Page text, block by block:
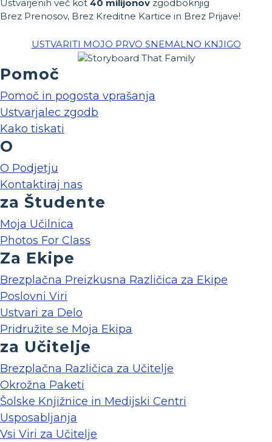
Ustvarjenih več kot 40 milijonov zgodboknjig
Brez Prenosov, Brez Kreditne Kartice in Brez Prijave!
USTVARITI MOJO PRVO SNEMALNO KNJIGO
Pomoč
Pomoč in pogosta vprašanja
Ustvarjalec zgodb
Kako tiskati
O
O Podjetju
Kontaktiraj nas
za Študente
Moja Učilnica
Photos For Class
Za Ekipe
Brezplačna Preizkusna Različica za Ekipe
Poslovni Viri
Ustvari za Delo
Pridružite se Moja Ekipa
za Učitelje
Brezplačna Različica za Učitelje
Okrožna Paketi
Šolske Knjižnice in Medijski Centri
Usposabljanja
Vsi Viri za Učitelje